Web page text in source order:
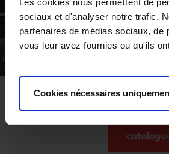
Les cookies nous permettent de
sociaux et d'analyser notre trafic.
partenaires de médias sociaux,
vous leur avez fournies ou qu'ils
Cookies nécessaires
14.0KW +
/ Ktop